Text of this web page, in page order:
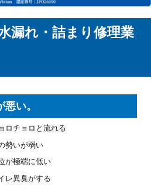
漏れ・詰まり修理業
い。
ロチョロと流れる
勢いが弱い
が極端に低い
レ異臭がする